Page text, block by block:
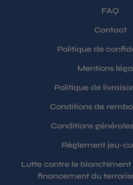
FAQ
Contact
Politique de
Mentions
Politique de
Conditions de
Conditions
Règlement jeu-
Lutte contre le
financement du